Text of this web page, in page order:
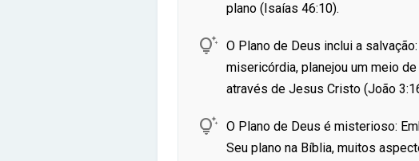
plano (Isaías 46:10).
 O Plano de Deus inclui a
misericórdia, planejou um meio
através de Jesus Cristo (João
 O Plano de Deus é misterioso:
Seu plano na Bíblia, muitos